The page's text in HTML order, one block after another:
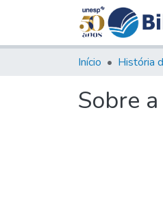
Início História
Sobre